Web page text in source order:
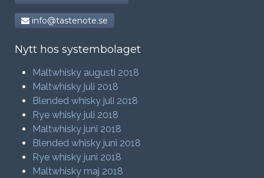
info@tastenote.se
Nytt hos systembolaget
Maltwhisky augusti 2018
Maltwhisky juli 2018
Blended whisky juli 2018
Rye whisky juli 2018
Maltwhisky juni 2018
Blended whisky juni 2018
Rye whisky juni 2018
Maltwhisky maj 2018